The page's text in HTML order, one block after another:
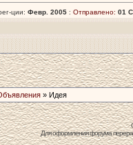
ции: Февр. 2005: Отправлено: 01
» Идея
Для оформления форума